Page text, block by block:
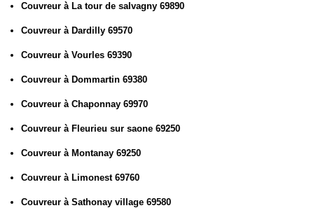
Couvreur à La tour de salvagny 69890
Couvreur à Dardilly 69570
Couvreur à Vourles 69390
Couvreur à Dommartin 69380
Couvreur à Chaponnay 69970
Couvreur à Fleurieu sur saone 69250
Couvreur à Montanay 69250
Couvreur à Limonest 69760
Couvreur à Sathonay village 69580